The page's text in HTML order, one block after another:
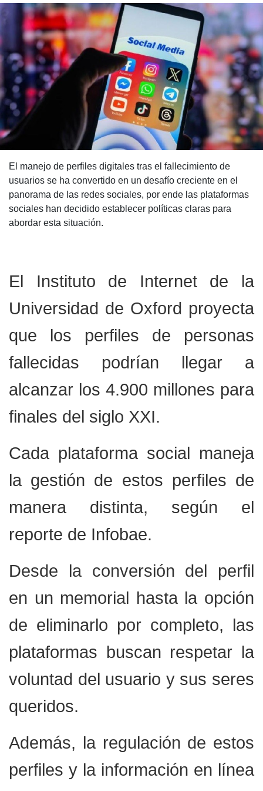
El manejo de perfiles digitales tras el fallecimiento de
usuarios se ha convertido en un desafío creciente en el
panorama de las redes sociales, por ende las plataformas
sociales han decidido establecer políticas claras para
abordar esta situación.
El Instituto de Internet de la
Universidad de Oxford proyecta
que los perfiles de personas
fallecidas podrían llegar a
alcanzar los 4.900 millones para
finales del siglo XXI.
Cada plataforma social maneja
la gestión de estos perfiles de
manera distinta, según el
reporte de Infobae.
Desde la conversión del perfil
en un memorial hasta la opción
de eliminarlo por completo, las
plataformas buscan respetar la
voluntad del usuario y sus seres
queridos.
Además, la regulación de estos
perfiles y la información en línea